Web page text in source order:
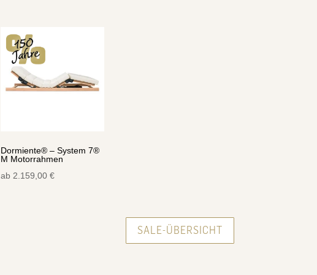
Dormiente® – System 7®
M Motorrahmen
ab 2.159,00 €
SALE-ÜBERSICHT